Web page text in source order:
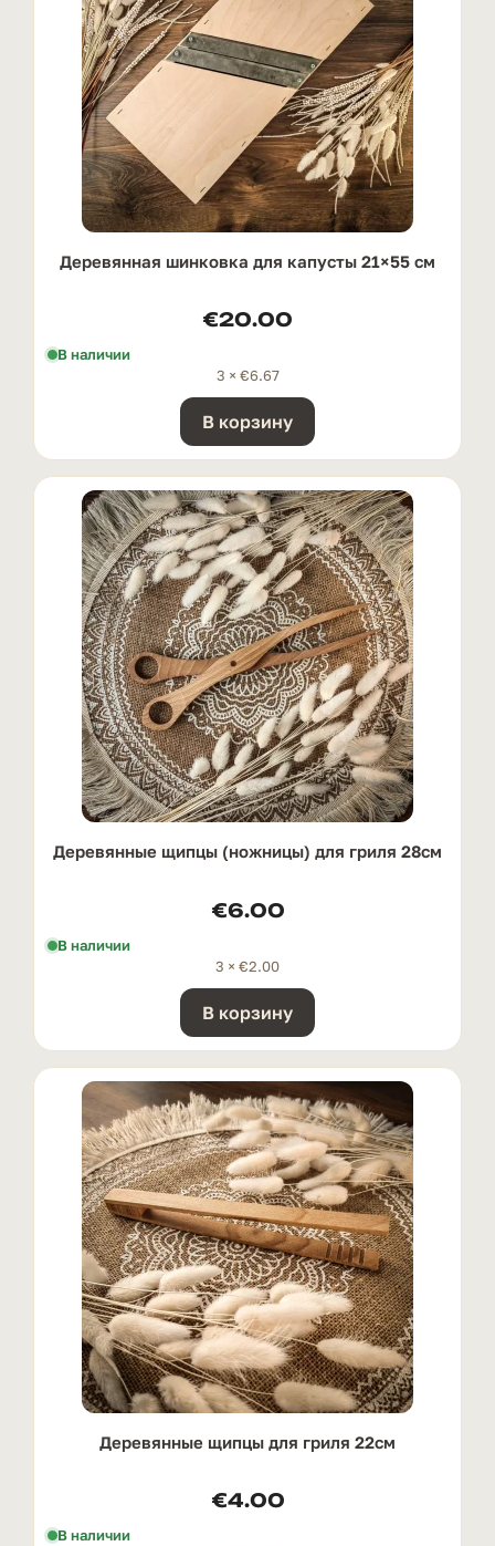
Деревянная шинковка для капусты 21×55 см
€20.00
В наличии
3 × €6.67
В корзину
Деревянные щипцы (ножницы) для гриля 28см
€6.00
В наличии
3 × €2.00
В корзину
Деревянные щипцы для гриля 22см
€4.00
В наличии